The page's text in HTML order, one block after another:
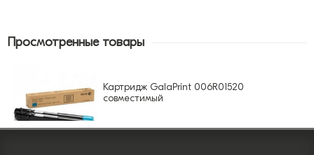
Просмотренные товары
Картридж GalaPrint 006R01520
совместимый